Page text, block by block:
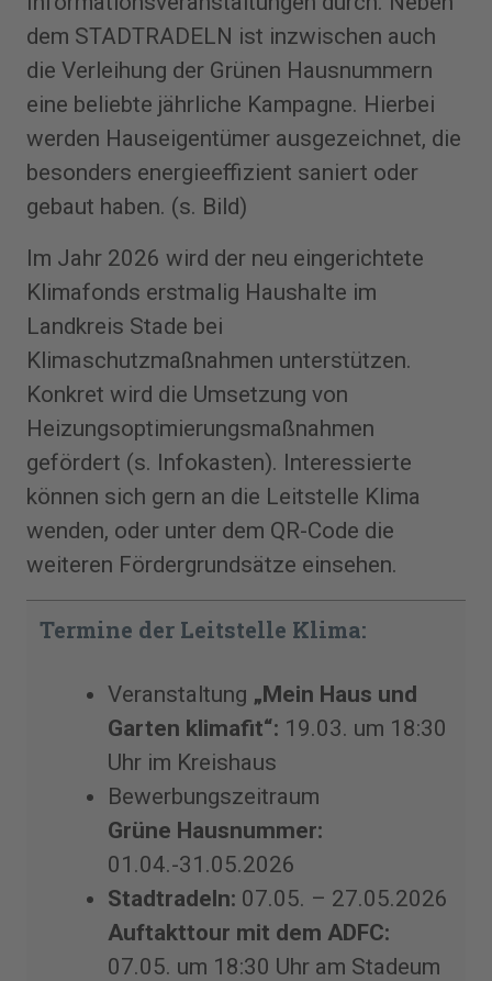
dem STADTRADELN ist inzwischen auch
die Verleihung der Grünen Hausnummern
eine beliebte jährliche Kampagne. Hierbei
werden Hauseigentümer ausgezeichnet, die
besonders energieeffizient saniert oder
gebaut haben. (s. Bild)
Im Jahr 2026 wird der neu eingerichtete
Klimafonds erstmalig Haushalte im
Landkreis Stade bei
Klimaschutzmaßnahmen unterstützen.
Konkret wird die Umsetzung von
Heizungsoptimierungsmaßnahmen
gefördert (s. Infokasten). Interessierte
können sich gern an die Leitstelle Klima
wenden, oder unter dem QR-Code die
weiteren Fördergrundsätze einsehen.
Termine der Leitstelle Klima:
Veranstaltung „Mein Haus und
Garten klimafit“: 19.03. um 18:30
Uhr im Kreishaus
Bewerbungszeitraum
Grüne Hausnummer:
01.04.-31.05.2026
Stadtradeln: 07.05. – 27.05.2026
Auftakttour mit dem ADFC:
07.05. um 18:30 Uhr am Stadeum